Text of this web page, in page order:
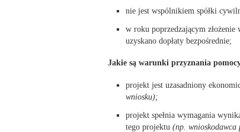
nie jest wspólnikiem spółki
w roku poprzedzającym
uzyskano dopłaty bezpośrednie;
Jakie są warunki przyznania
projekt jest uzasadniony
wniosku);
projekt spełnia wymagania
tego projektu (np. wnioskodawca